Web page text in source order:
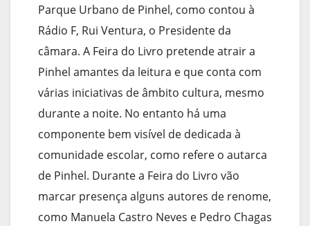
Parque Urbano de Pinhel, como contou à
Rádio F, Rui Ventura, o Presidente da
câmara. A Feira do Livro pretende atrair a
Pinhel amantes da leitura e que conta com
várias iniciativas de âmbito cultura, mesmo
durante a noite. No entanto há uma
componente bem visível de dedicada à
comunidade escolar, como refere o autarca
de Pinhel. Durante a Feira do Livro vão
marcar presença alguns autores de renome,
como Manuela Castro Neves e Pedro Chagas